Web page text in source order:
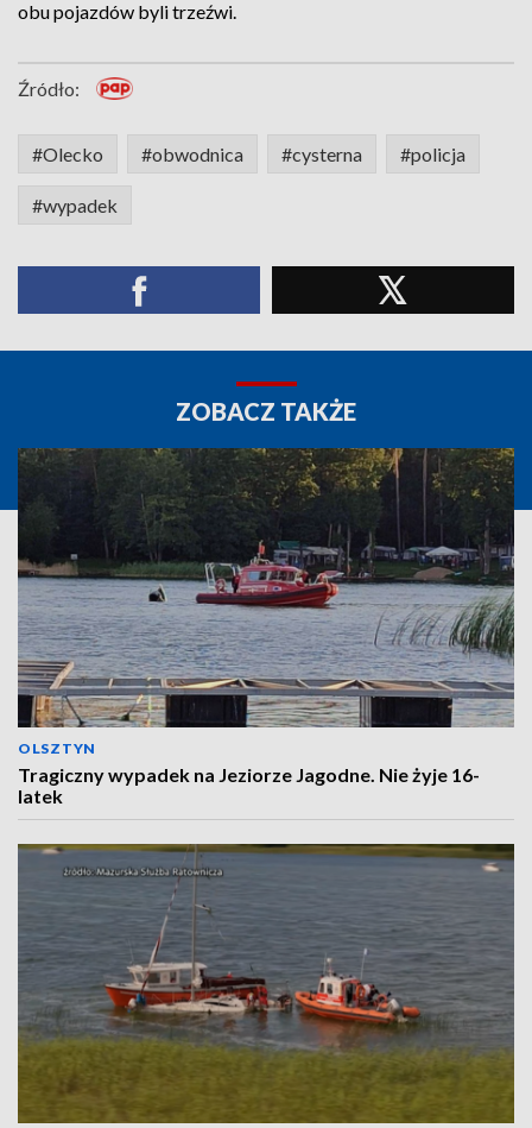
obu pojazdów byli trzeźwi.
Źródło:
#Olecko #obwodnica #cysterna #policja
#wypadek
ZOBACZ TAKŻE
OLSZTYN
Tragiczny wypadek na Jeziorze Jagodne. Nie żyje 16-
latek